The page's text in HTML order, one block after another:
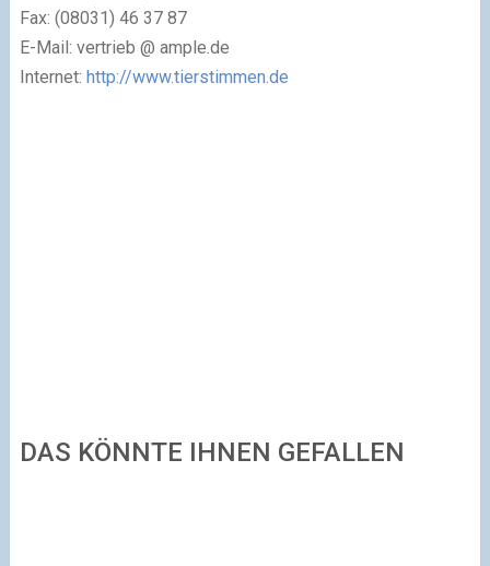
Fax: (08031) 46 37 87
E-Mail: vertrieb @ ample.de
Internet: http://www.tierstimmen.de
DAS KÖNNTE IHNEN GEFALLEN